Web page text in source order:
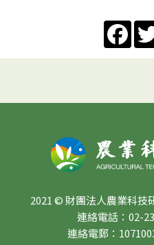
2021 © 財團法人農業科技
連絡電話：02-
連絡電郵：